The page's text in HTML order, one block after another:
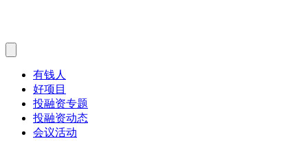
有钱人
好项目
投融资专题
投融资动态
会议活动